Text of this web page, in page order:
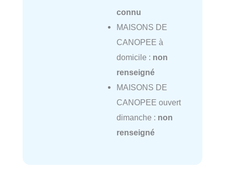
connu
MAISONS DE
CANOPEE à
domicile : non
renseigné
MAISONS DE
CANOPEE ouvert
dimanche : non
renseigné